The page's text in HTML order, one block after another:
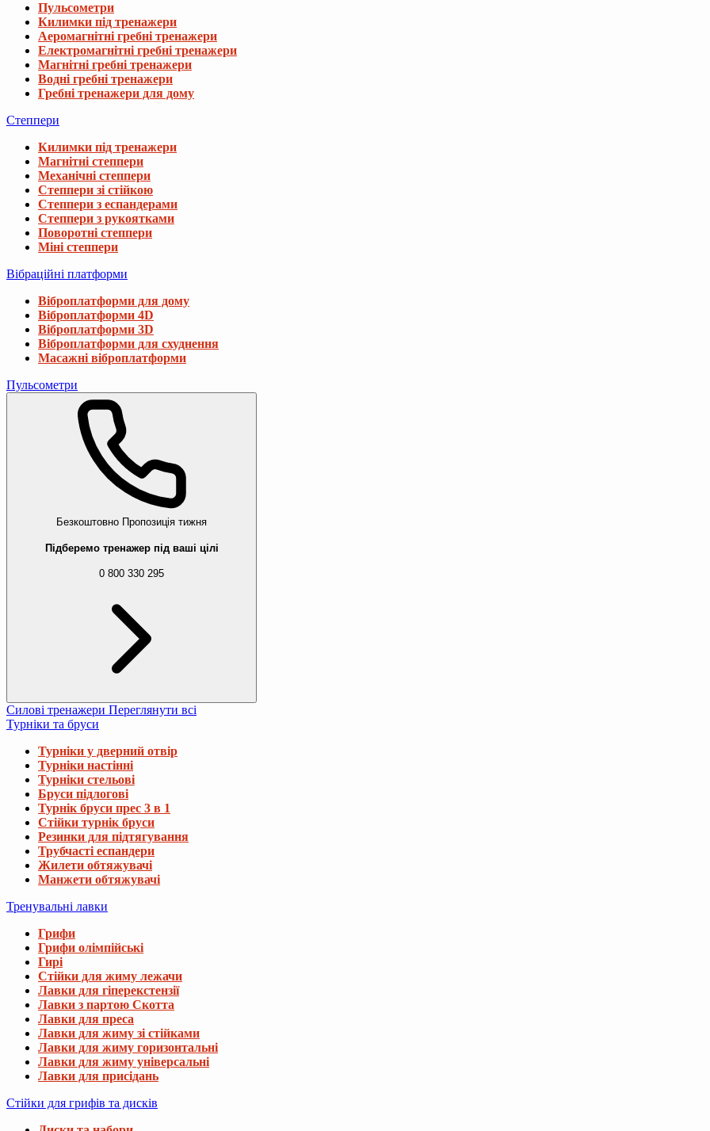
Пульсометри
Килимки під тренажери
Аеромагнітні гребні тренажери
Електромагнітні гребні тренажери
Магнітні гребні тренажери
Водні гребні тренажери
Гребні тренажери для дому
Степпери
Килимки під тренажери
Магнітні степпери
Механічні степпери
Степпери зі стійкою
Степпери з еспандерами
Степпери з рукоятками
Поворотні степпери
Міні степпери
Вібраційні платформи
Віброплатформи для дому
Віброплатформи 4D
Віброплатформи 3D
Віброплатформи для схуднення
Масажні віброплатформи
Пульсометри
Безкоштовно Пропозиція тижня
Підберемо тренажер під ваші цілі
0 800 330 295
Силові тренажери Переглянути всі
Турніки та бруси
Турніки у дверний отвір
Турніки настінні
Турніки стельові
Бруси підлогові
Турнік бруси прес 3 в 1
Стійки турнік бруси
Резинки для підтягування
Трубчасті еспандери
Жилети обтяжувачі
Манжети обтяжувачі
Тренувальні лавки
Грифи
Грифи олімпійські
Гирі
Стійки для жиму лежачи
Лавки для гіперекстензії
Лавки з партою Скотта
Лавки для преса
Лавки для жиму зі стійками
Лавки для жиму горизонтальні
Лавки для жиму універсальні
Лавки для присідань
Стійки для грифів та дисків
Ми підібрали для вас схожі товари
Набір Besport PowerPro гантелі 2х31кг з лавою WB-002
6 857 ₴
13 477 ₴
Набір STRONG 179кг з лавкою HS-1075
41 998 ₴